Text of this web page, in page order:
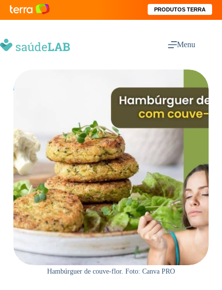
PRODUTOS TERRA
Menu
Hambúrguer de couve-flor. Foto: Canva PRO